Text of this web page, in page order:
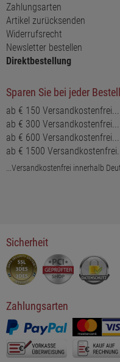
Zahlungsarten
Artikel zurücksenden
Widerrufsrecht
Newsletter bestellen
Direktbestellung
Sparen Sie bei jeder
ab € 150 Versandkostenfrei...
ab € 300
ab € 600
ab € 1500
...Versandkostenfrei innerhalb
Sicherheit
Zahlungsarten